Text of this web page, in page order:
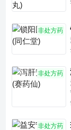
非处方药
非处方药
非处方药